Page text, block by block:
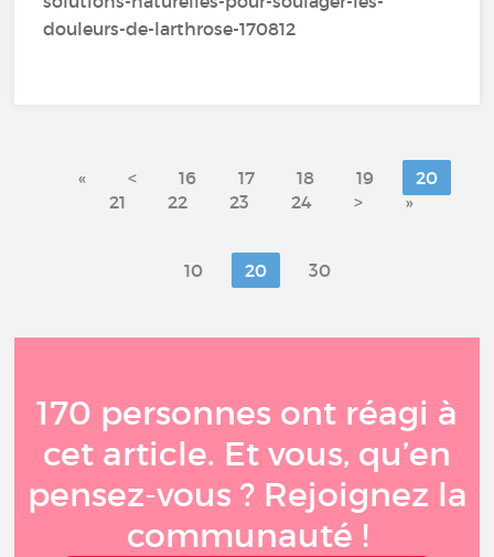
douleurs-de-larthrose-170812
« < 16 17 18 19
20
21
22 23 24 > »
10 20 30
170 personnes ont réagi à
cet article. Et vous, qu’en
pensez-vous ? Rejoignez la
communauté !